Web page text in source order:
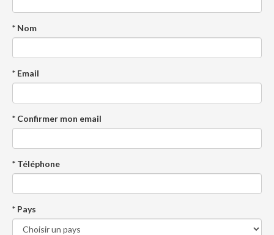
* Nom
* Email
* Confirmer mon email
* Téléphone
* Pays